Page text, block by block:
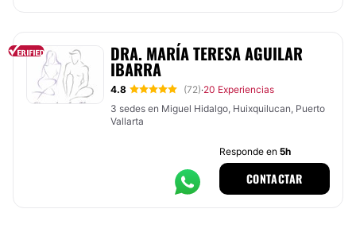
DRA. MARÍA TERESA AGUILAR
IBARRA
4.8 (72)·20 Experiencias
3 sedes en Miguel Hidalgo, Huixquilucan, Puerto
Vallarta
Responde en 5h
CONTACTAR